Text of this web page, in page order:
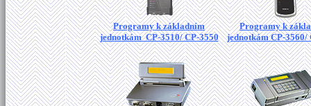
Programy k základním
jednotkám CP-3510/ CP-3550
Programy k
jednotkám CP-3560/